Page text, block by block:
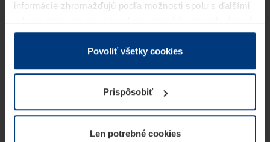
informácie zhromažďujú podľa možnosti spolu s ďalšími
v rámci Vášho využívania služieb.
Z právneho hľadiska môžeme cookies ukladať na Vašom
prevádzku tejto stránky. Pre všetky ostatné typy cookie
potrebujeme Vaše povolenie. Vaše povolenie môžete
kedykoľvek zmeniť alebo odvolať vo vysvetlení cookie
našej webovej stránky.
Povoliť všetky cookies
Prispôsobiť
Len potrebné cookies